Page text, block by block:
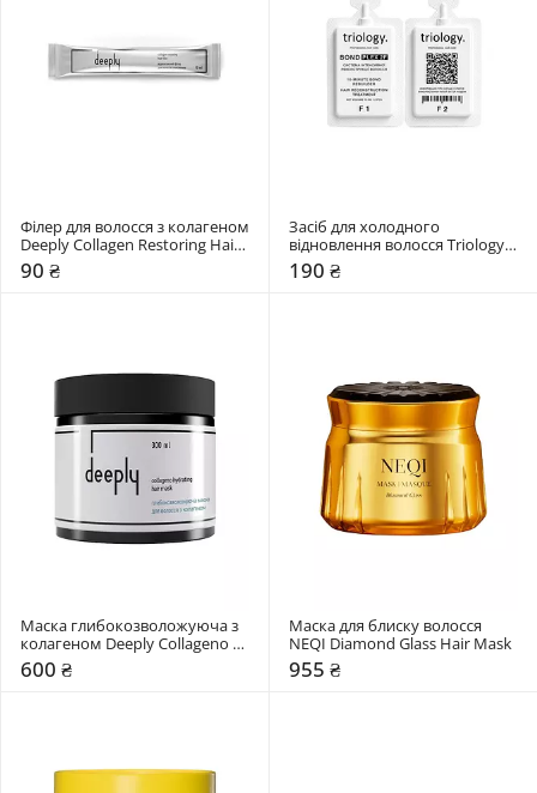
Філер для волосся з колагеном
Deeply Collagen Restoring Hair
Filler
90 ₴
Засіб для холодного
відновлення волосся Triology.
BONDPLEX 2F
190 ₴
Маска глибокозволожуюча з
колагеном Deeply Collageno
Hydrating Hair Mask
600 ₴
Маска для блиску волосся
NEQI Diamond Glass Hair Mask
955 ₴